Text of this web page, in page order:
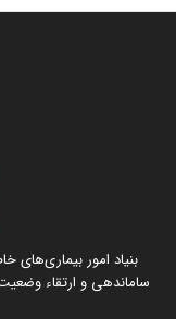
بنیاد امور
ساماندهی و ارتقاء